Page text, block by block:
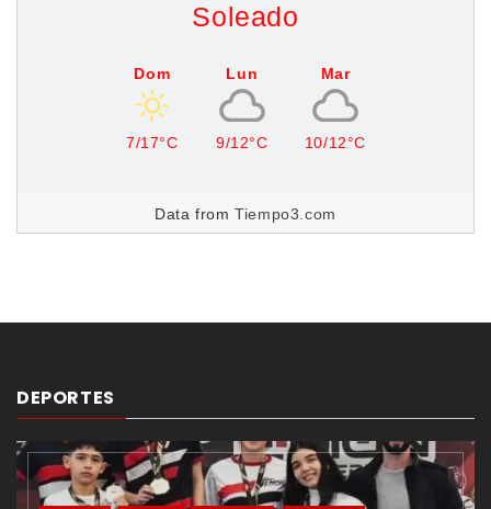
Soleado
Dom
7/17°C
Lun
9/12°C
Mar
10/12°C
Data fromTiempo3.com
DEPORTES